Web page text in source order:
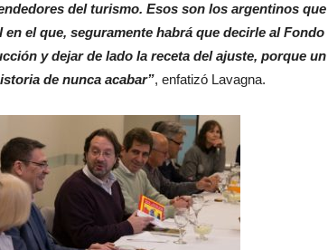
del turismo. Esos son los argentinos
en el que, seguramente habrá que decirle al
y dejar de lado la receta del ajuste, porque
de nunca acabar”, enfatizó Lavagna.